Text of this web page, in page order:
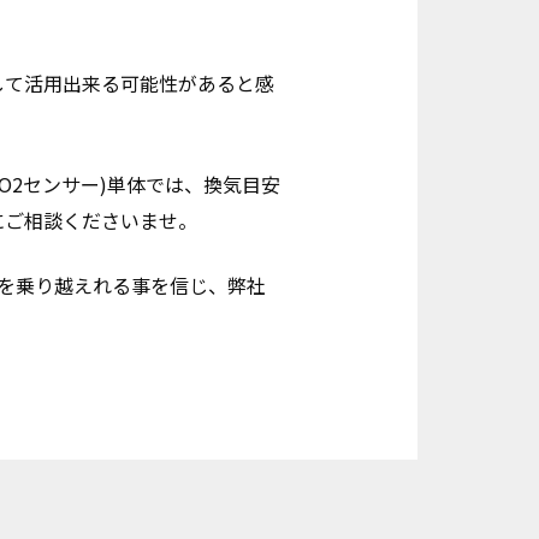
活用出来る可能性があると感
センサー)単体では、換気目安
相談くださいませ。
乗り越えれる事を信じ、弊社